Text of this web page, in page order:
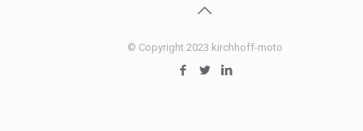
© Copyright 2023 kirchhoff-moto